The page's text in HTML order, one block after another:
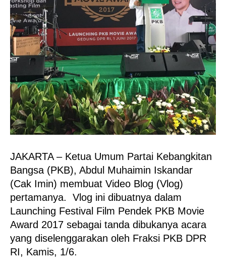
JAKARTA – Ketua Umum Partai Kebangkitan
Bangsa (PKB), Abdul Muhaimin Iskandar
(Cak Imin) membuat Video Blog (Vlog)
pertamanya. Vlog ini dibuatnya dalam
Launching Festival Film Pendek PKB Movie
Award 2017 sebagai tanda dibukanya acara
yang diselenggarakan oleh Fraksi PKB DPR
RI, Kamis, 1/6.